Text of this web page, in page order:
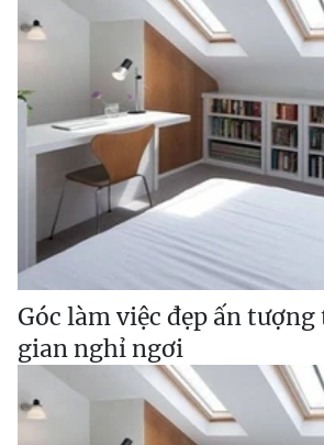
Góc làm việc đẹp ấn
gian nghỉ ngơi